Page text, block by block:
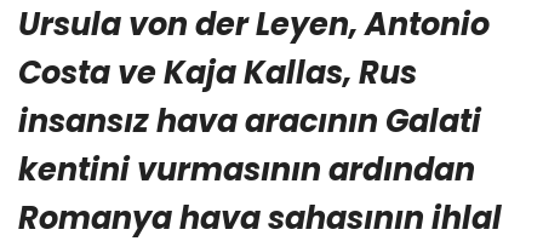
Ursula von der Leyen, Antonio
Costa ve Kaja Kallas, Rus
insansız hava aracının Galati
kentini vurmasının ardından
Romanya hava sahasının ihlal